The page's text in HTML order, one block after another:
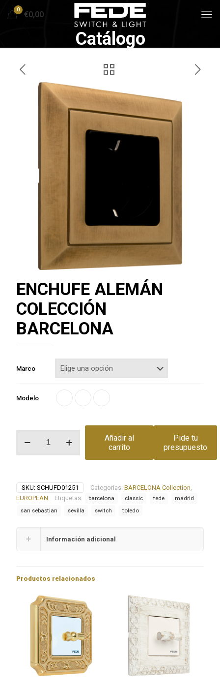
0
€0,00
Catálogo
ENCHUFE ALEMÁN
COLECCIÓN
BARCELONA
Marco
Modelo
ALEMÁN
Añadir al
carrito
Pide tu
presupuesto
SKU: SCHUFD01251 Categorías: BARCELONA Collection,
EUROPEAN
Etiquetas: barcelona classic fede
madrid
san sebastian
sevilla switch toledo
Información adicional
Productos relacionados